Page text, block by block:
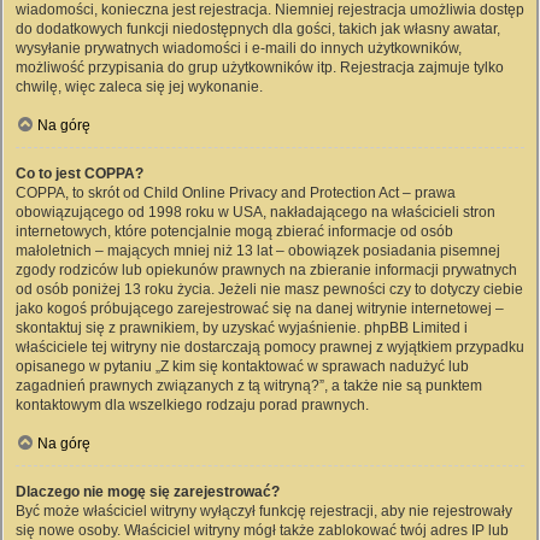
wiadomości, konieczna jest rejestracja. Niemniej rejestracja umożliwia dostęp
do dodatkowych funkcji niedostępnych dla gości, takich jak własny awatar,
wysyłanie prywatnych wiadomości i e-maili do innych użytkowników,
możliwość przypisania do grup użytkowników itp. Rejestracja zajmuje tylko
chwilę, więc zaleca się jej wykonanie.
Na górę
Co to jest COPPA?
COPPA, to skrót od Child Online Privacy and Protection Act – prawa
obowiązującego od 1998 roku w USA, nakładającego na właścicieli stron
internetowych, które potencjalnie mogą zbierać informacje od osób
małoletnich – mających mniej niż 13 lat – obowiązek posiadania pisemnej
zgody rodziców lub opiekunów prawnych na zbieranie informacji prywatnych
od osób poniżej 13 roku życia. Jeżeli nie masz pewności czy to dotyczy ciebie
jako kogoś próbującego zarejestrować się na danej witrynie internetowej –
skontaktuj się z prawnikiem, by uzyskać wyjaśnienie. phpBB Limited i
właściciele tej witryny nie dostarczają pomocy prawnej z wyjątkiem przypadku
opisanego w pytaniu „Z kim się kontaktować w sprawach nadużyć lub
zagadnień prawnych związanych z tą witryną?”, a także nie są punktem
kontaktowym dla wszelkiego rodzaju porad prawnych.
Na górę
Dlaczego nie mogę się zarejestrować?
Być może właściciel witryny wyłączył funkcję rejestracji, aby nie rejestrowały
się nowe osoby. Właściciel witryny mógł także zablokować twój adres IP lub